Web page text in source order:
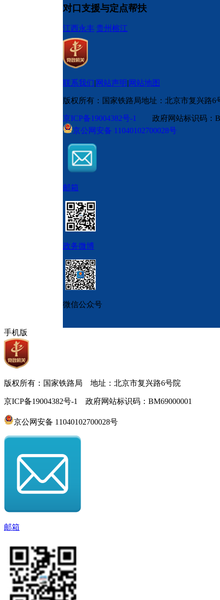
对口支援与定点帮扶
江西永丰 贵州榕江
联系我们 网站声明 网站地图
版权所有：国家铁路局地址：北京市复兴路6
京ICP备19004382号-1 政府网站标识码
京公网安备 11040102700028号
邮箱
政务微博
微信公众号
手机版
版权所有：国家铁路局 地址：北京市复兴路6号院
京ICP备19004382号-1 政府网站标识码：BM69000001
京公网安备 11040102700028号
邮箱